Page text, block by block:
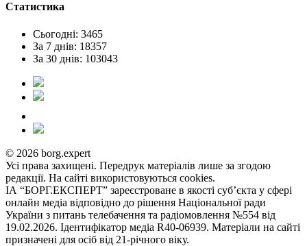
Статистика
Сьогодні: 3465
За 7 днів: 18357
За 30 днів: 103043
© 2026 borg.expert
Усі права захищені. Передрук матеріалів лише за згодою
редакції. На сайті використовуються cookies.
ІА “БОРГ.ЕКСПЕРТ” зареєстроване в якості суб’єкта у сфері
онлайн медіа відповідно до рішення Національної ради
України з питань телебачення та радіомовлення №554 від
19.02.2026. Ідентифікатор медіа R40-06939. Матеріали на сайті
призначені для осіб від 21-річного віку.